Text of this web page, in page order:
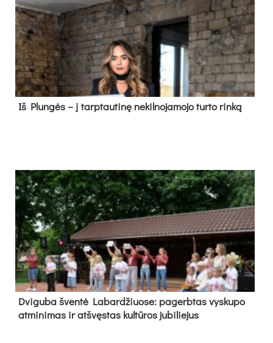
Iš Plungės – į tarptautinę nekilnojamojo turto rinką
Dvi­gu­ba šven­tė La­bar­džiuo­se: pa­gerb­tas vys­ku­po
at­mi­ni­mas ir at­švęs­tas kul­tū­ros ju­bi­lie­jus